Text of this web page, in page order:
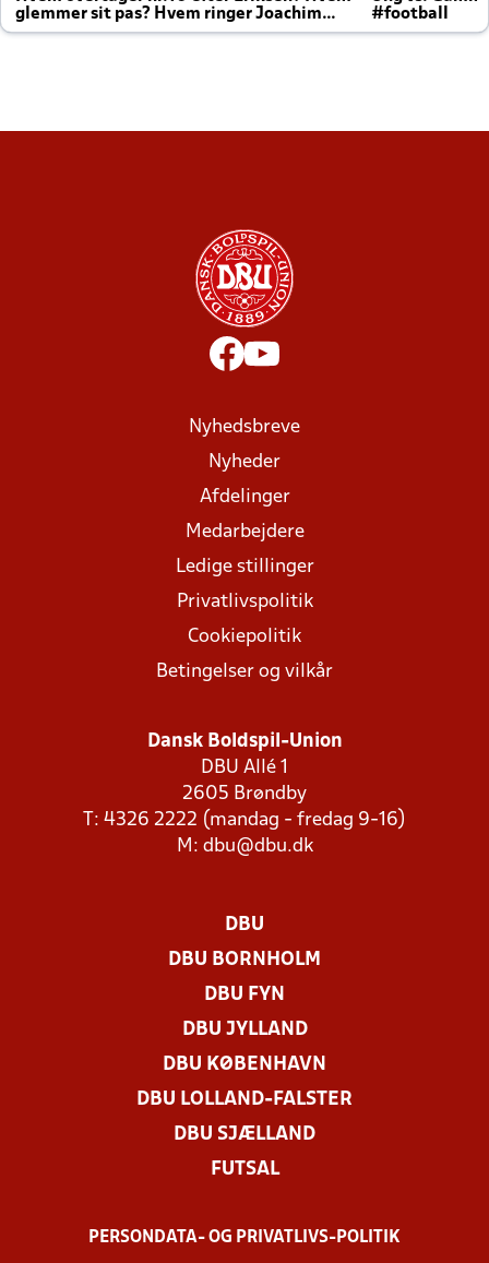
glemmer sit pas? Hvem ringer Joachim
altid til efter kampe?
#football
Nyhedsbreve
Nyheder
Afdelinger
Medarbejdere
Ledige stillinger
Privatlivspolitik
Cookiepolitik
Betingelser og vilkår
Dansk Boldspil-Union
DBU Allé 1
2605 Brøndby
T: 4326 2222 (mandag - fredag 9-16)
M: dbu@dbu.dk
DBU
DBU BORNHOLM
DBU FYN
DBU JYLLAND
DBU KØBENHAVN
DBU LOLLAND-FALSTER
DBU SJÆLLAND
FUTSAL
PERSONDATA- OG PRIVATLIVS-POLITIK